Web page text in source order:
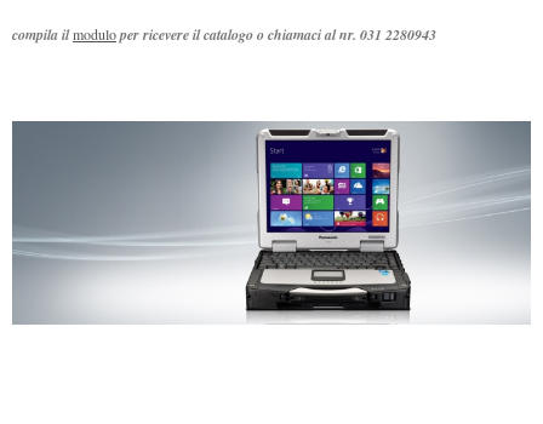
compila ilmoduloper ricevere il catalogo o chiamaci al nr. 031 2280943